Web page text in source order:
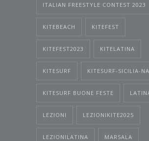
ITALIAN FREESTYLE CONTEST 2023
KITEBEACH KITEFEST
KITEFEST2023 KITELATINA
KITESURF KITESURF-SICILIA-
KITESURF BUONE FESTE
LEZIONI LEZIONIKITE2025
LEZIONILATINA MARSALA